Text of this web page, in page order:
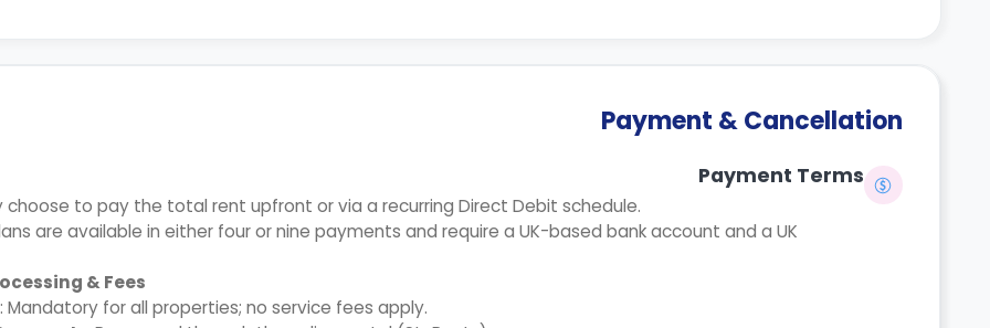
Payment & Cancellation
Payment Terms
choose to pay the total rent upfront or via a recurring Direct Debit schedule.
are available in either four or nine payments and require a UK-based bank account and a UK
& Fees
: Mandatory for all properties; no service fees apply.